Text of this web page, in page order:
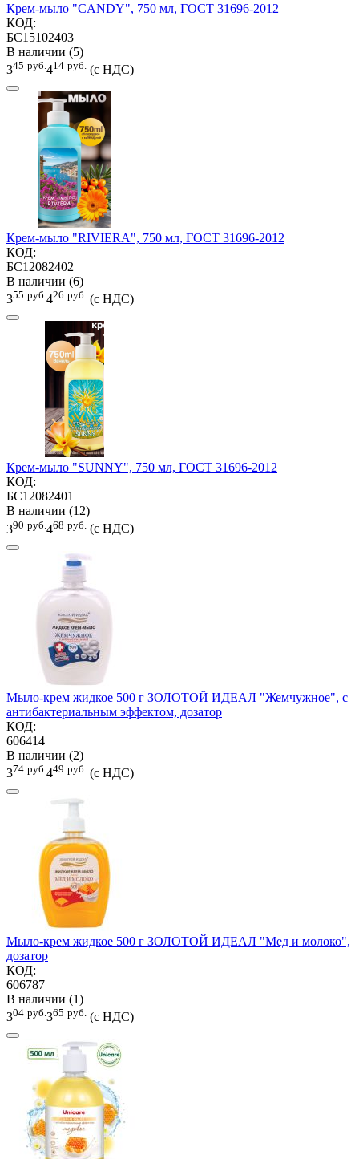
Крем-мыло "CANDY", 750 мл, ГОСТ 31696-2012
КОД:
БС15102403
В наличии (5)
345 руб. 414 руб. (с НДС)
Крем-мыло "RIVIERA", 750 мл, ГОСТ 31696-2012
КОД:
БС12082402
В наличии (6)
355 руб. 426 руб. (с НДС)
Крем-мыло "SUNNY", 750 мл, ГОСТ 31696-2012
КОД:
БС12082401
В наличии (12)
390 руб. 468 руб. (с НДС)
Мыло-крем жидкое 500 г ЗОЛОТОЙ ИДЕАЛ "Жемчужное", с
антибактериальным эффектом, дозатор
КОД:
606414
В наличии (2)
374 руб. 449 руб. (с НДС)
Мыло-крем жидкое 500 г ЗОЛОТОЙ ИДЕАЛ "Мед и молоко",
дозатор
КОД:
606787
В наличии (1)
304 руб. 365 руб. (с НДС)